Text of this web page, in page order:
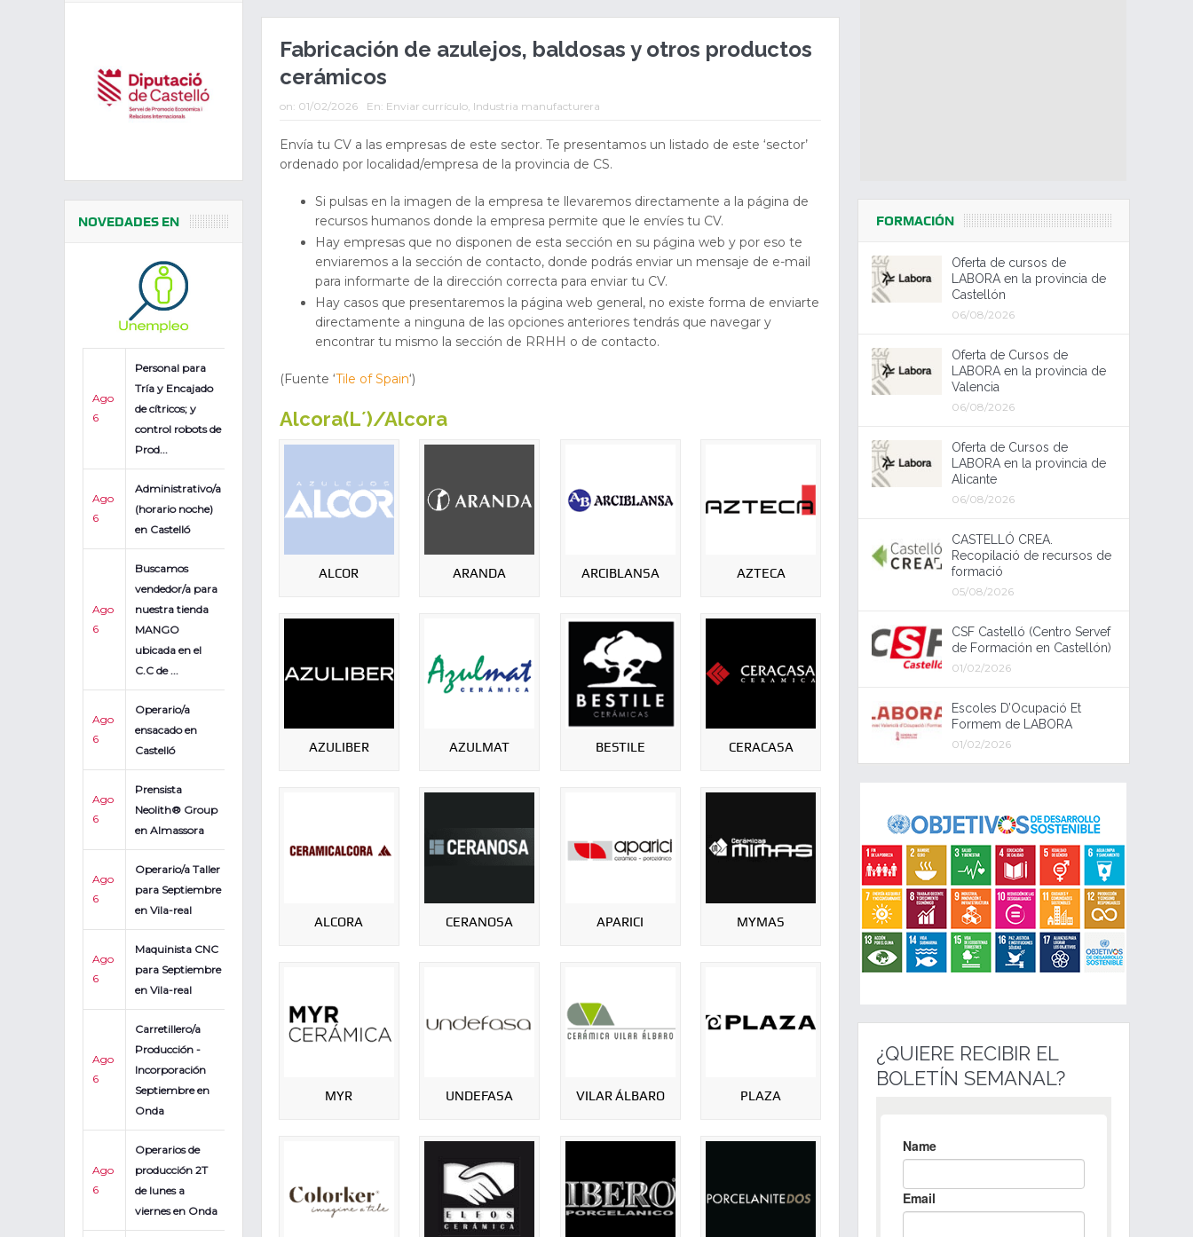
Fabricación de azulejos, baldosas y otros productos
cerámicos
on: 01/02/2026 En: Enviar currículo, Industria manufacturera
Envía tu CV a las empresas de este sector. Te presentamos un listado de este ‘sector’
ordenado por localidad/empresa de la provincia de CS.
Si pulsas en la imagen de la empresa te llevaremos directamente a la página de
recursos humanos donde la empresa permite que le envíes tu CV.
Hay empresas que no disponen de esta sección en su página web y por eso te
enviaremos a la sección de contacto, donde podrás enviar un mensaje de e-mail
para informarte de la dirección correcta para enviar tu CV.
Hay casos que presentaremos la página web general, no existe forma de enviarte
directamente a ninguna de las opciones anteriores tendrás que navegar y
encontrar tu mismo la sección de RRHH o de contacto.
(Fuente ‘Tile of Spain‘)
Alcora(L´)/Alcora
ALCOR ARANDA ARCIBLANSA AZTECA
AZULIBER AZULMAT BESTILE CERACASA
ALCORA CERANOSA APARICI MYMAS
MYR UNDEFASA VILAR ÁLBARO PLAZA
NOVEDADES EN
Ago
6
Personal para
Tría y Encajado
de cítricos; y
control robots de
Prod...
Ago
6
Administrativo/a
(horario noche)
en Castelló
Ago
6
Buscamos
vendedor/a para
nuestra tienda
MANGO
ubicada en el
C.C de ...
Ago
6
Operario/a
ensacado en
Castelló
Ago
6
Prensista
Neolith® Group
en Almassora
Ago
6
Operario/a Taller
para Septiembre
en Vila-real
Ago
6
Maquinista CNC
para Septiembre
en Vila-real
Ago
6
Carretillero/a
Producción -
Incorporación
Septiembre en
Onda
Ago
6
Operarios de
producción 2T
de lunes a
viernes en Onda
FORMACIÓN
Oferta de cursos de
LABORA en la provincia de
Castellón
06/08/2026
Oferta de Cursos de
LABORA en la provincia de
Valencia
06/08/2026
Oferta de Cursos de
LABORA en la provincia de
Alicante
06/08/2026
CASTELLÓ CREA.
Recopilació de recursos de
formació
05/08/2026
CSF Castelló (Centro Servef
de Formación en Castellón)
01/02/2026
Escoles D’Ocupació Et
Formem de LABORA
01/02/2026
¿QUIERE RECIBIR EL
BOLETÍN SEMANAL?